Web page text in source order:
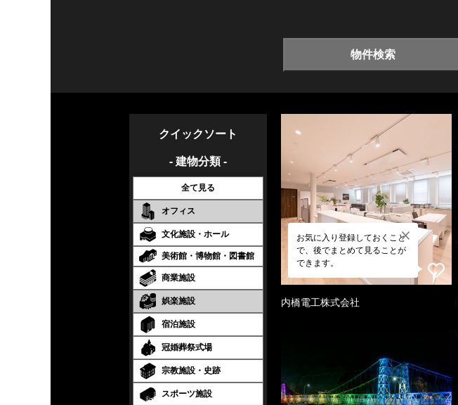
物件検索
クイックソート
- 建物分類 -
全て見る
オフィス
文化施設・ホール
美術館・博物館・図書館
商業施設
娯楽施設
宿泊施設
冠婚葬祭式場
宗教施設・史跡
スポーツ施設
お気に入り登録しておくこと
で、後でまとめて見ることが
できます。
内橋電工株式会社